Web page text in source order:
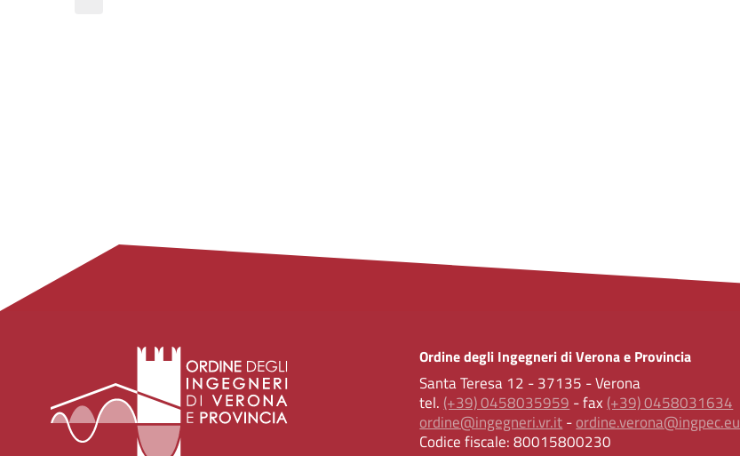
Ordine degli Ingegneri di Verona e Provincia
Santa Teresa 12 - 37135 - Verona
tel. (+39) 0458035959 - fax (+39) 0458031634
ordine@ingegneri.vr.it-ordine.verona@ingpec.eu
Codice fiscale:80015800230